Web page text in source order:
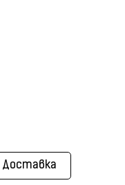
Доставка